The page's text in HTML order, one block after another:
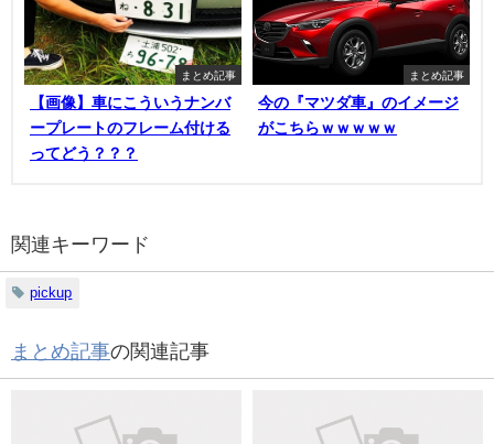
まとめ記事
【画像】車にこういうナンバ
ープレートのフレーム付ける
ってどう？？？
まとめ記事
今の『マツダ車』のイメージ
がこちらｗｗｗｗｗ
関連キーワード
pickup
まとめ記事の関連記事